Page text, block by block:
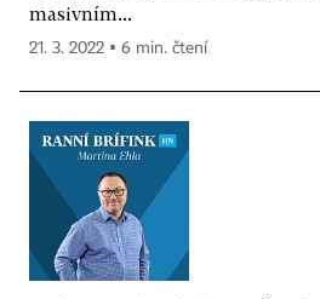
masivním...
21. 3. 2022 ▪ 6 min. čtení